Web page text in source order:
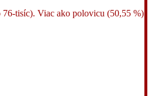
76-tisíc). Viac ako polovicu (50,55 %)